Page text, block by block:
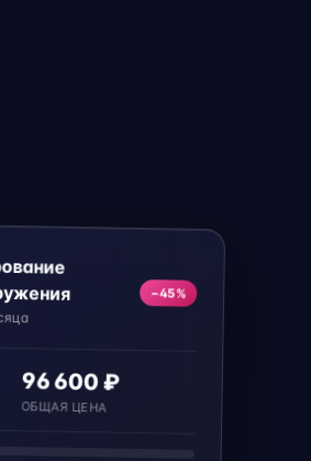
−45%
96 600 ₽
ОБЩАЯ ЦЕНА